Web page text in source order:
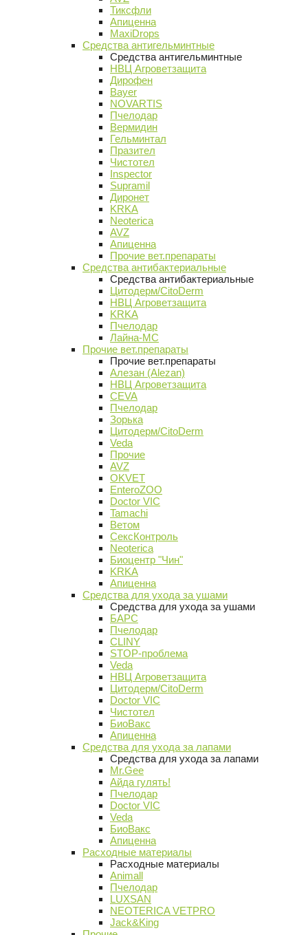
Тиксфли
Апиценна
MaxiDrops
Средства антигельминтные
Средства антигельминтные
НВЦ Агроветзащита
Дирофен
Bayer
NOVARTIS
Пчелодар
Вермидин
Гельминтал
Празител
Чистотел
Inspector
Supramil
Диронет
KRKA
Neoterica
AVZ
Апиценна
Прочие вет.препараты
Средства антибактериальные
Средства антибактериальные
Цитодерм/CitoDerm
НВЦ Агроветзащита
KRKA
Пчелодар
Лайна-МС
Прочие вет.препараты
Прочие вет.препараты
Алезан (Alezan)
НВЦ Агроветзащита
CEVA
Пчелодар
Зорька
Цитодерм/CitoDerm
Veda
Прочие
AVZ
OKVET
EnteroZOO
Doctor VIC
Tamachi
Ветом
СексКонтроль
Neoterica
Биоцентр "Чин"
KRKA
Апиценна
Средства для ухода за ушами
Средства для ухода за ушами
БАРС
Пчелодар
CLINY
STOP-проблема
Veda
НВЦ Агроветзащита
Цитодерм/CitoDerm
Doctor VIC
Чистотел
БиоВакс
Апиценна
Средства для ухода за лапами
Средства для ухода за лапами
Mr.Gee
Айда гулять!
Пчелодар
Doctor VIC
Veda
БиоВакс
Апиценна
Расходные материалы
Расходные материалы
Animall
Пчелодар
LUXSAN
NEOTERICA VETPRO
Jack&King